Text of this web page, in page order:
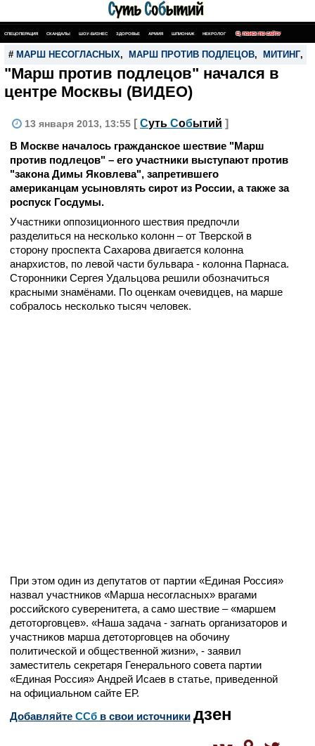
СПЕЦОПЕРАЦИЯ СКАНДАЛЫ ШОУ-БИЗНЕС ЗДОРОВЬЕ АРМИЯ ШПИОНАЖ НЕКРОЛОГ ПОИСК ПО САЙТУ
# МАРШ НЕСОГЛАСНЫХ, МАРШ ПРОТИВ ПОДЛЕЦОВ, МИТИНГ,
"Марш против подлецов" начался в
центре Москвы (ВИДЕО)
13 января 2013, 13:55 [ Суть Событий ]
В Москве началось гражданское шествие "Марш
против подлецов" – его участники выступают против
"закона Димы Яковлева", запретившего
американцам усыновлять сирот из России, а также за
роспуск Госдумы.
Участники оппозиционного шествия предпочли
разделиться на несколько колонн – от Тверской в
сторону проспекта Сахарова двигается колонна
анархистов, по левой части бульвара - колонна Парнаса.
Сторонники Сергея Удальцова решили обозначиться
красными знамёнами. По оценкам очевидцев, на марше
собралось несколько тысяч человек.
При этом один из депутатов от партии «Единая Россия»
назвал участников «Марша несогласных» врагами
российского суверенитета, а само шествие – «маршем
детоторговцев». «Наша задача - загнать организаторов и
участников марша детоторговцев на обочину
политической и общественной жизни», - заявил
заместитель секретаря Генерального совета партии
«Единая Россия» Андрей Исаев в статье, приведенной
на официальном сайте ЕР.
Добавляйте CСб в свои источники дзен